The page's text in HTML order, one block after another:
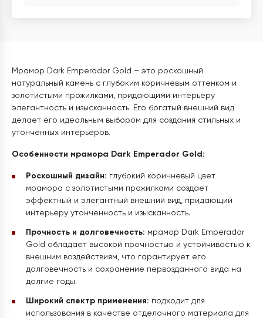
Мрамор Dark Emperador Gold – это роскошный
натуральный камень с глубоким коричневым оттенком и
золотистыми прожилками, придающими интерьеру
элегантность и изысканность. Его богатый внешний вид
делает его идеальным выбором для создания стильных и
утонченных интерьеров.
Особенности мрамора Dark Emperador Gold:
Роскошный дизайн: глубокий коричневый цвет
мрамора с золотистыми прожилками создает
эффектный и элегантный внешний вид, придающий
интерьеру утонченность и изысканность.
Прочность и долговечность: мрамор Dark Emperador
Gold обладает высокой прочностью и устойчивостью к
внешним воздействиям, что гарантирует его
долговечность и сохранение первозданного вида на
долгие годы.
Широкий спектр применения: подходит для
использования в качестве отделочного материала для